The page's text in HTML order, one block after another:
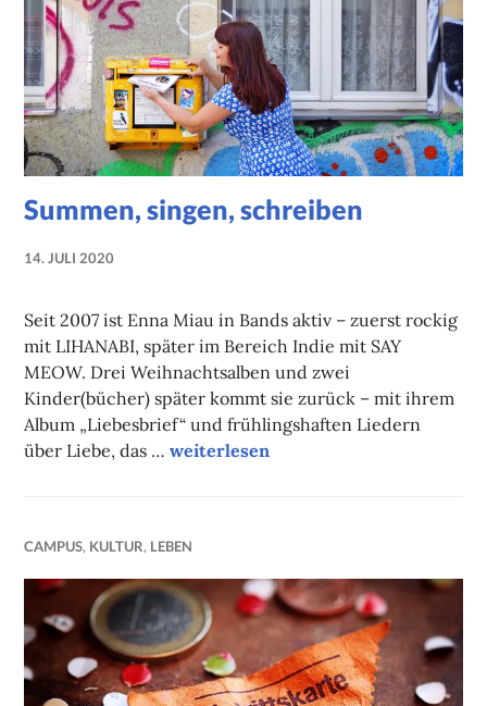
Summen, singen, schreiben
14. JULI 2020
Seit 2007 ist Enna Miau in Bands aktiv – zuerst rockig
mit LIHANABI, später im Bereich Indie mit SAY
MEOW. Drei Weihnachtsalben und zwei
Kinder(bücher) später kommt sie zurück – mit ihrem
Album „Liebesbrief“ und frühlingshaften Liedern
über Liebe, das …Summen, singen, schreiben
weiterlesen
CAMPUS, KULTUR, LEBEN